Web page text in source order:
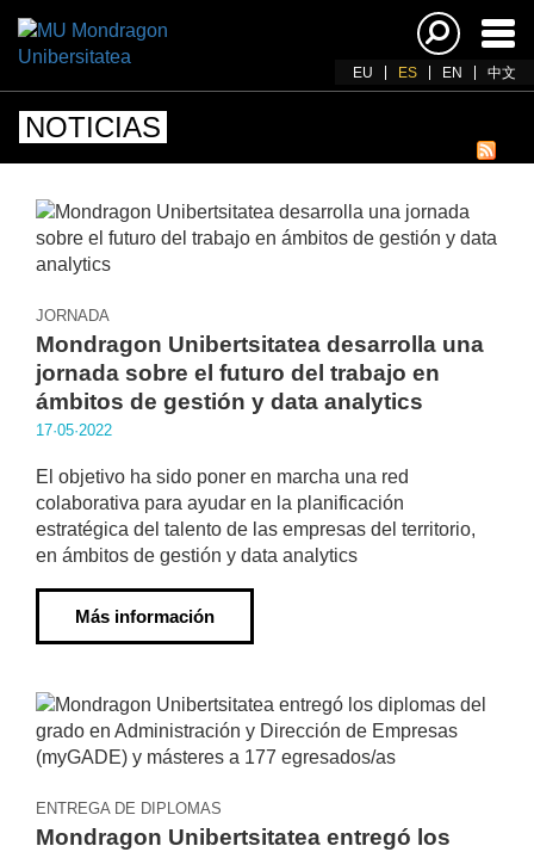
EU ES EN 中文
NOTICIAS
JORNADA
Mondragon Unibertsitatea desarrolla una
jornada sobre el futuro del trabajo en
ámbitos de gestión y data analytics
17·05·2022
El objetivo ha sido poner en marcha una red
colaborativa para ayudar en la planificación
estratégica del talento de las empresas del territorio,
en ámbitos de gestión y data analytics
Más información
ENTREGA DE DIPLOMAS
Mondragon Unibertsitatea entregó los